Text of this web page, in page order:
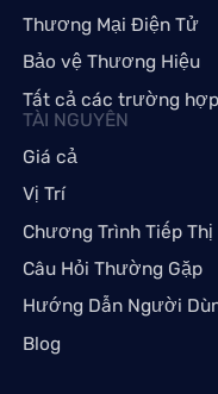
Thương Mại Điện Tử
Bảo vệ Thương Hiệu
Tất cả các trường
TÀI NGUYÊN
Giá cả
Vị Trí
Chương Trình Tiếp
Câu Hỏi Thường Gặp
Hướng Dẫn Người
Blog